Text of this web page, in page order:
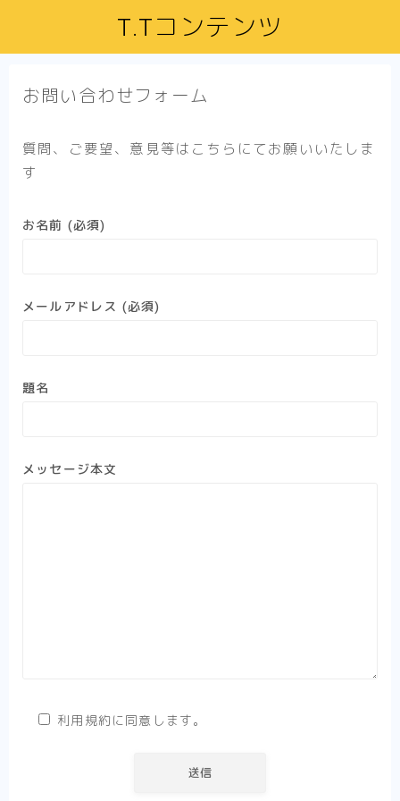
T.Tコンテンツ
お問い合わせフォーム
質問、ご要望、意見等はこちらにてお願いいたしま
す
お名前 (必須)
メールアドレス (必須)
題名
メッセージ本文
利用規約に同意します。